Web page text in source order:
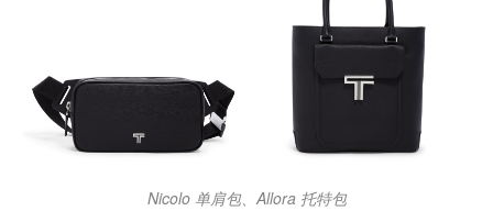
Nicolo 单肩包、Allora 托特包